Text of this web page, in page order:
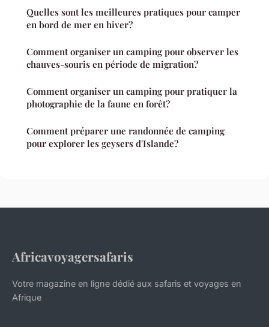
Quelles sont les meilleures pratiques pour camper
en bord de mer en hiver?
Comment organiser un camping pour observer les
chauves-souris en période de migration?
Comment organiser un camping pour pratiquer la
photographie de la faune en forêt?
Comment préparer une randonnée de camping
pour explorer les geysers d'Islande?
Africavoyagersafaris
Votre magazine en ligne dédié aux safaris et voyages en
Afrique